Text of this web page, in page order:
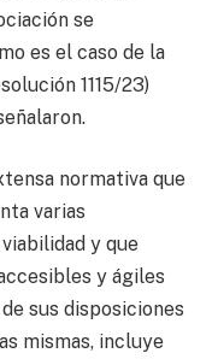
se
es el caso de la
1115/23)
normativa que
varias
y que
y ágiles
sus disposiciones
mismas, incluye